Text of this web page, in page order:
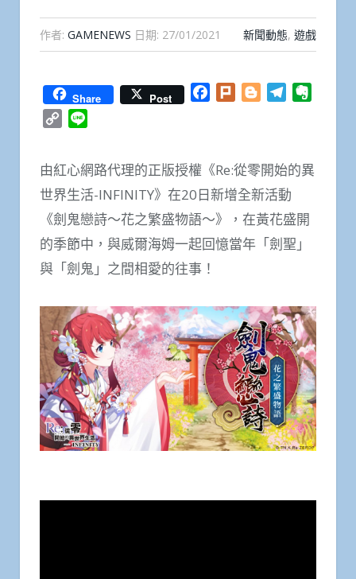
作者: GAMENEWS 日期: 27/01/2021 新聞動態, 遊戲
Share Post Facebook
Plurk BloggerTelegram
Copy
由紅心網路代理的正版授權《Re:從零開始的異
世界生活-INFINITY》在20日新增全新活動
《劍鬼戀詩～花之繁盛物語～》，在黃花盛開
的季節中，與威爾海姆一起回憶當年「劍聖」
與「劍鬼」之間相愛的往事！